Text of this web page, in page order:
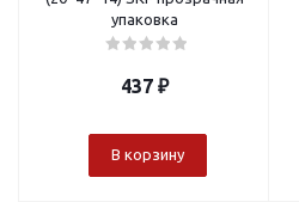
упаковка
437₽
В корзину